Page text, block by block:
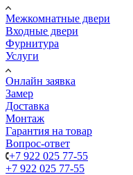
Межкомнатные двери
Входные двери
Фурнитура
Услуги
Онлайн заявка
Замер
Доставка
Монтаж
Гарантия на товар
Вопрос-ответ
+7 922 025 77-55
+7 922 025 77-55